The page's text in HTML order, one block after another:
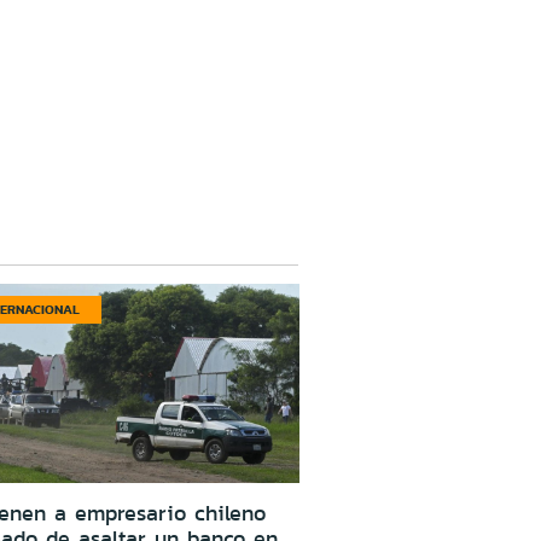
a empresario chileno